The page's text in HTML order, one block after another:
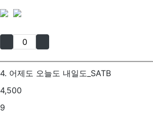
4. 어제도 오늘도 내일도_SATB
4,500
9